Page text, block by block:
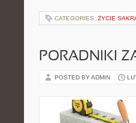
CATEGORIES: ŻYCIE
PORADNIKI
POSTED BY ADMIN